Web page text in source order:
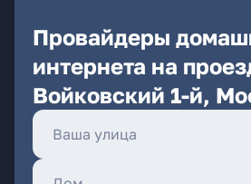
Провайдеры
интернета на
Войковский 1-й,